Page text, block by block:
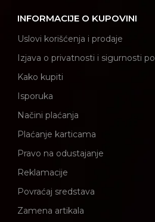
INFORMACIJE O KUPOVINI
Uslovi korišćenja i prodaje
Izjava o privatnosti i sigurnosti
Kako kupiti
Isporuka
Načini plaćanja
Plaćanje karticama
Pravo na odustajanje
Reklamacije
Povraćaj sredstava
Zamena artikala